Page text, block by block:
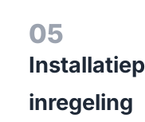
05
inregeling